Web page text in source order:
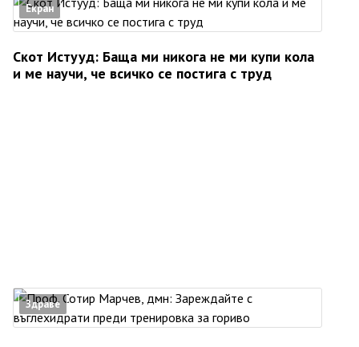
Екран
Скот Истууд: Баща ми никога не ми купи кола
и ме научи, че всичко се постига с труд
Здраве